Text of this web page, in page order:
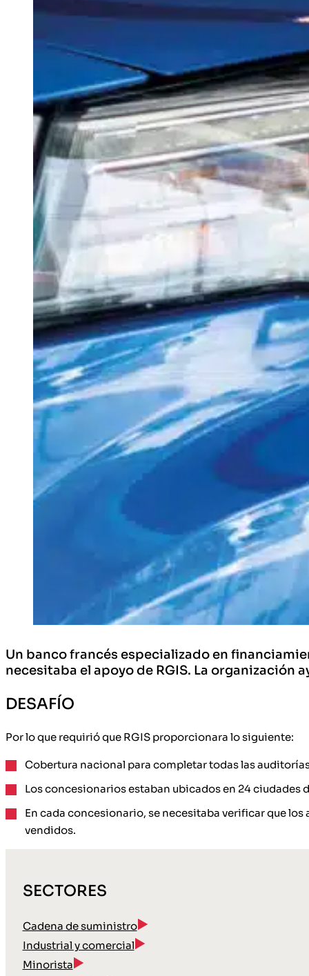
Un banco francés especializado en
necesitaba el apoyo de RGIS. La organización
DESAFÍO
Por lo que requirió que RGIS proporcionara lo siguiente:
Cobertura nacional para completar todas las
Los concesionarios estaban ubicados en 24 ciudades
En cada concesionario, se necesitaba verificar que
vendidos.
SECTORES
Cadena de suministro
Industrial y comercial
Minorista